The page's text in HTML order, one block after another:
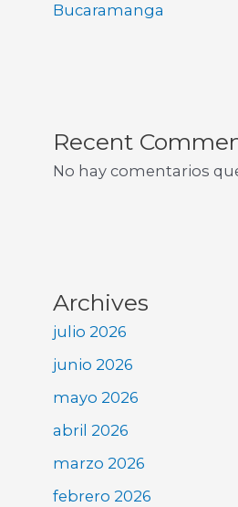
Bucaramanga
Recent
No hay comentarios
Archives
julio 2026
junio 2026
mayo 2026
abril 2026
marzo 2026
febrero 2026